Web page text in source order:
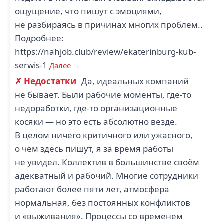
ощущение, что пишут с эмоциями,
не разбираясь в причинах многих проблем..
Подробнее:
https://nahjob.club/review/ekaterinburg-kub-
serwis-1 Далее →
✗ Недостатки Да, идеальных компаний
не бывает. Были рабочие моменты, где-то
недоработки, где-то организационные
косяки — но это есть абсолютно везде.
В целом ничего критичного или ужасного,
о чём здесь пишут, я за время работы
не увидел. Коллектив в большинстве своём
адекватный и рабочий. Многие сотрудники
работают более пяти лет, атмосфера
нормальная, без постоянных конфликтов
и «выживания». Процессы со временем